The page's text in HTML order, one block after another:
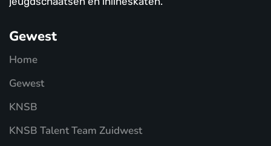
Gewest
Home
Gewest
KNSB
KNSB Talent Team Zuidwest